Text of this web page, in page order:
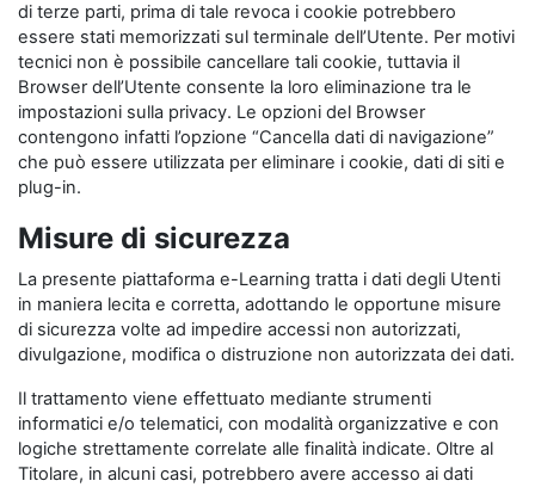
di terze parti, prima di tale revoca i cookie potrebbero
essere stati memorizzati sul terminale dell’Utente. Per motivi
tecnici non è possibile cancellare tali cookie, tuttavia il
Browser dell’Utente consente la loro eliminazione tra le
impostazioni sulla privacy. Le opzioni del Browser
contengono infatti l’opzione “Cancella dati di navigazione”
che può essere utilizzata per eliminare i cookie, dati di siti e
plug-in.
Misure di sicurezza
La presente piattaforma e-Learning tratta i dati degli Utenti
in maniera lecita e corretta, adottando le opportune misure
di sicurezza volte ad impedire accessi non autorizzati,
divulgazione, modifica o distruzione non autorizzata dei dati.
Il trattamento viene effettuato mediante strumenti
informatici e/o telematici, con modalità organizzative e con
logiche strettamente correlate alle finalità indicate. Oltre al
Titolare, in alcuni casi, potrebbero avere accesso ai dati